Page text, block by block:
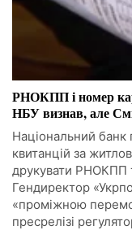
РНОКПП і номер
НБУ визнав, але
Національний банк
квитанцій за
друкувати РНОКПП
Гендиректор
«проміжною
пресрелізі